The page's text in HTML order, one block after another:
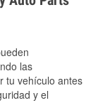
las
tu vehículo antes
y el